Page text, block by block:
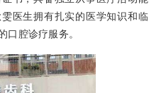
医生拥有扎实的医学知识和临
口腔诊疗服务。